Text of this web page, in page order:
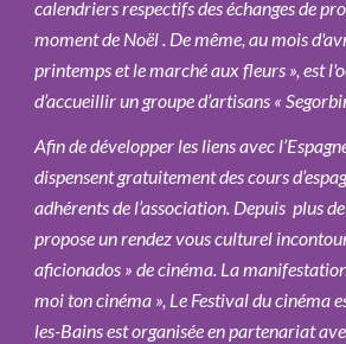
calendriers respectifs des échanges de
moment de Noël . De même, au mois
printemps et le marché aux fleurs », est
d’accueillir un groupe d’artisans «
Afin de développer les liens avec
dispensent gratuitement des cours
adhérents de l’association. Depuis plus
propose un rendez vous culturel
aficionados » de cinéma. La
moi ton cinéma », Le Festival du cinéma
les-Bains est organisée en partenariat